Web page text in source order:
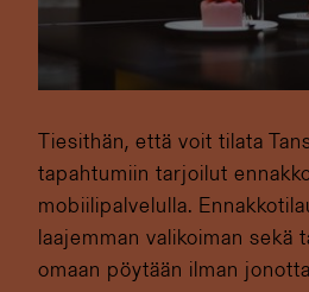
Tiesithän, että voit tilata
tapahtumiin tarjoilut
mobiilipalvelulla.
laajemman valikoiman sekä
omaan pöytään ilman